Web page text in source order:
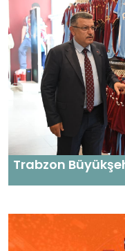
Trabzon